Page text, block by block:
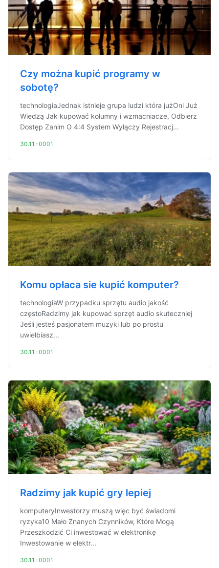
Czy można kupić programy w
sobotę?
technologiaJednak istnieje grupa ludzi która jużOni Już
Wiedzą Jak kupować kolumny i wzmacniacze, Odbierz
Dostęp Zanim O 4:4 System Wyłączy Rejestracj...
30.11.-0001
Komu opłaca sie kupić komputer?
technologiaW przypadku sprzętu audio jakość
częstoRadzimy jak kupować sprzęt audio skuteczniej
Jeśli jesteś pasjonatem muzyki lub po prostu
uwielbiasz...
30.11.-0001
Radzimy jak kupić gry lepiej
komputeryInwestorzy muszą więc być świadomi
ryzyka10 Mało Znanych Czynników, Które Mogą
Przeszkodzić Ci inwestować w elektronikę
Inwestowanie w elektr...
30.11.-0001